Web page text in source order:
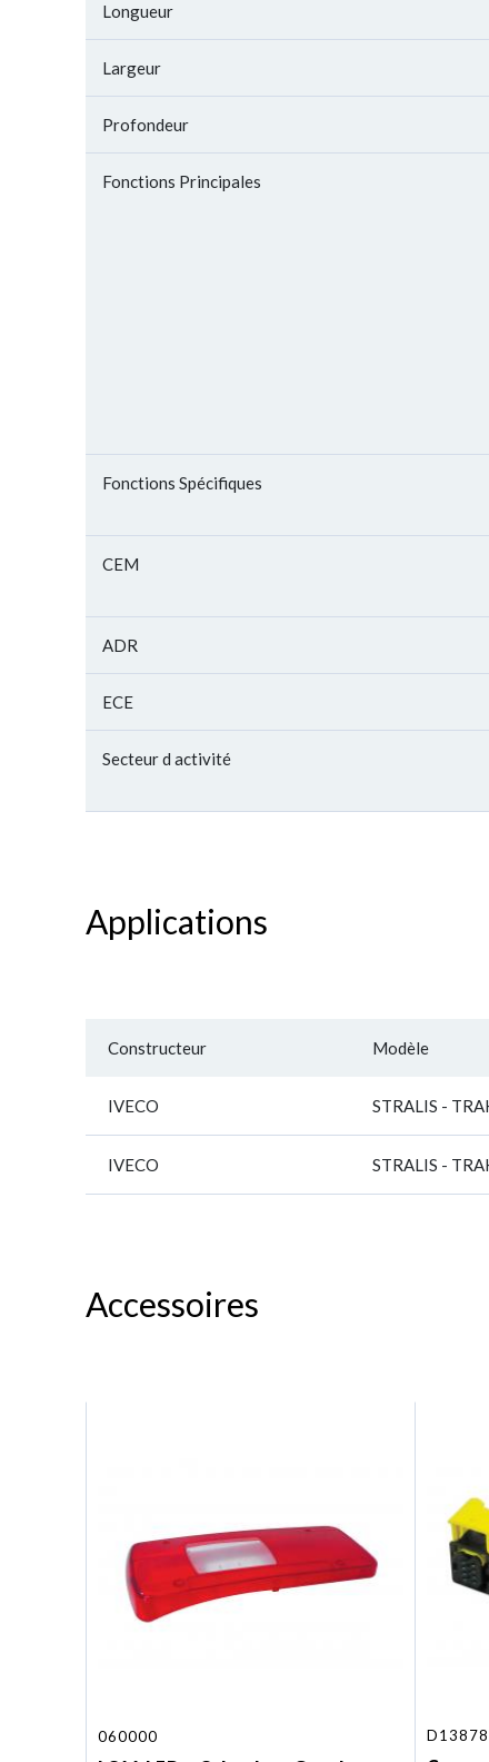
Longueur
Largeur
Profondeur
Fonctions Principales
Fonctions Spécifiques
CEM
ADR
ECE
Secteur d activité
Applications
Constructeur Modèle
IVECO STRALIS -
IVECO STRALIS -
Accessoires
060000 D13878